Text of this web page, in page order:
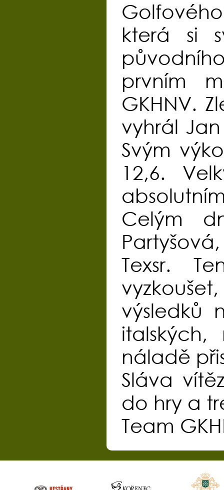
která si
prvním
GKHNV.
vyhrál
Svým
12,6.
Celým
Texsr.
výsledků
náladě
Sláva
do hry a
Team